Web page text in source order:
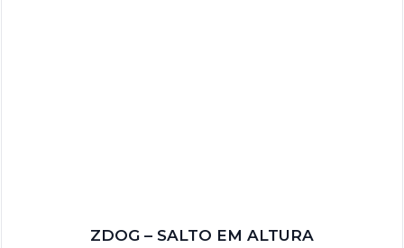
ZDOG – SALTO EM ALTURA